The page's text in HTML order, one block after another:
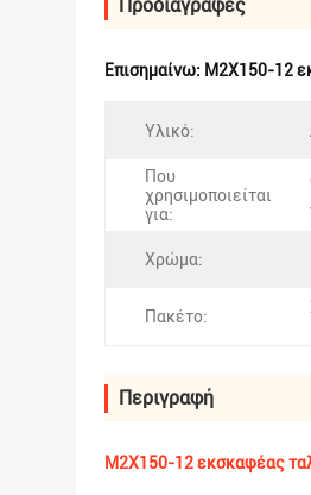
Προδιαγραφές
Επισημαίνω: M2X150-12
Υλικό:
Που
χρησιμοποιείται
για:
Χρώμα:
Πακέτο:
Περιγραφή
M2X150-12 εκσκαφέας